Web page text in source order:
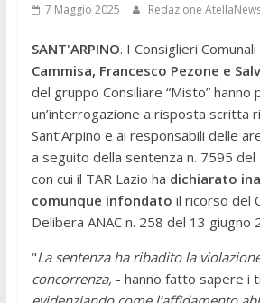
7 Maggio 2025 Redazione
SANT'ARPINO. I Consiglieri Comunali
Cammisa, Francesco Pezone e
del gruppo Consiliare “Misto” hanno
un’interrogazione a risposta scritta
Sant’Arpino e ai responsabili delle
a seguito della sentenza n. 7595
con cui il TAR Lazio ha dichiarato
comunque infondato il ricorso del
Delibera ANAC n. 258 del 13 giugno
"La sentenza ha ribadito la
concorrenza, - hanno fatto sapere i